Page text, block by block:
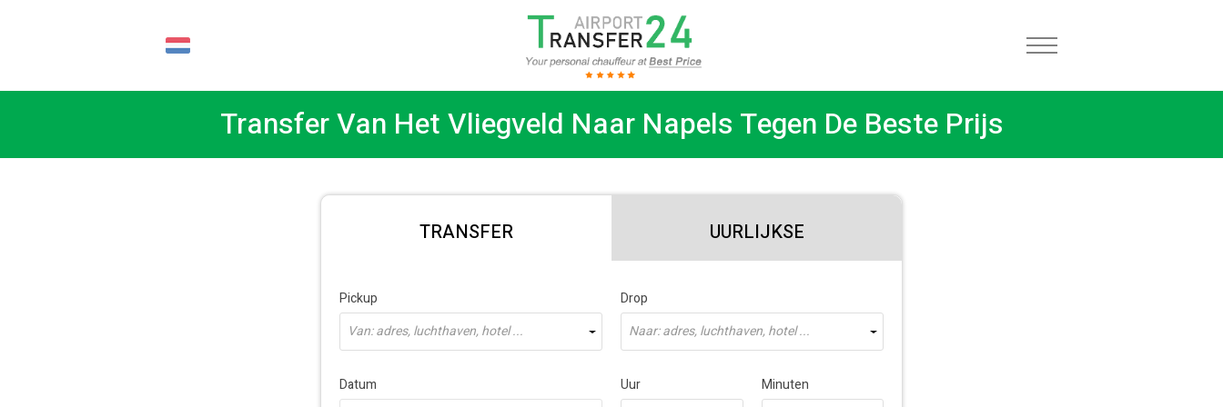
Transfer Van Het Vliegveld Naar Napels Tegen De Beste Prijs
TRANSFER UURLIJKSE
Pickup
Van: adres, luchthaven, hotel ...
Drop
Naar: adres, luchthaven, hotel ...
Datum Uur Minuten